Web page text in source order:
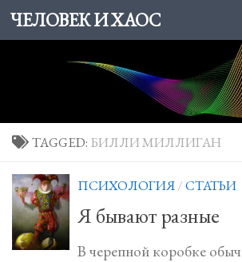
Skip to content
ЧЕЛОВЕК И ХАОС
TAGGED: БИЛЛИ МИЛЛИГАН
ПСИХОЛОГИЯ/СТАТЬИ
Я бывают разные
В черепной коробке